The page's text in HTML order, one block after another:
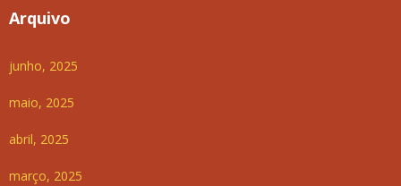
Arquivo
junho, 2025
maio, 2025
abril, 2025
março, 2025